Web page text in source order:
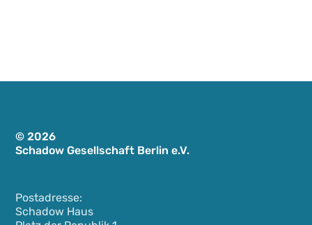
© 2026
Schadow Gesellschaft Berlin e.V.
Postadresse:
Schadow Haus